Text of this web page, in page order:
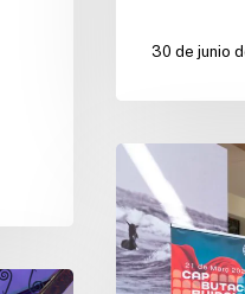
30 de junio
La
Comunitat
Valenciana
consolida
su